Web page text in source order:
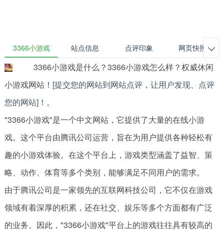
3366小游戏 站点信息 点评印象 网页快照 
3366小游戏是什么？3366小游戏怎么样？权威休闲
小游戏网站！ [提交您的网站到网站点评，让用户发现、点评
您的网站]！ 。
"3366小游戏"是一个中文网站，它提供了大量的在线小游
戏。这个平台由腾讯公司运营，旨在为用户提供各种轻松有
趣的小游戏体验。在这个平台上，游戏类型涵盖了益智、策
略、动作、体育等多个类别，能够满足不同用户的需求。
由于腾讯公司是一家领先的互联网科技公司，它不仅在游戏
领域有着深厚的积累，还在社交、娱乐等多个方面都有广泛
的业务。因此，"3366小游戏"平台上的游戏往往具有较高的